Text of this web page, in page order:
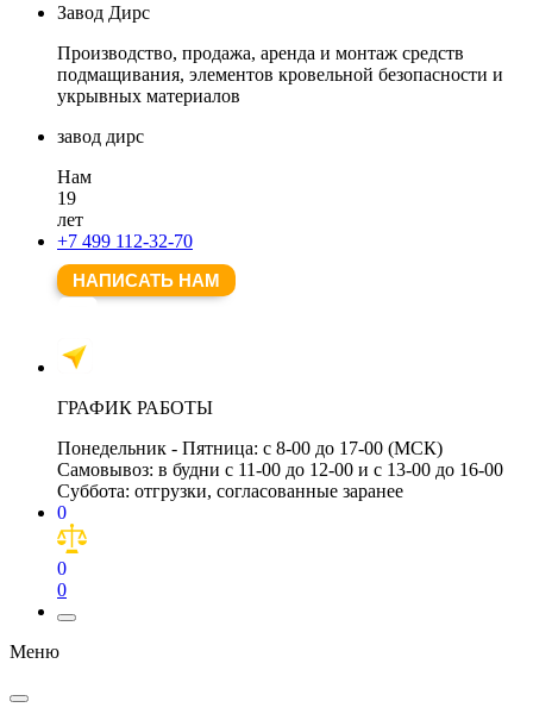
Завод Дирс
Производство, продажа, аренда и монтаж средств
подмащивания, элементов кровельной безопасности и
укрывных материалов
завод дирс
Нам
19
лет
+7 499 112-32-70
НАПИСАТЬ НАМ
ГРАФИК РАБОТЫ
Понедельник - Пятница: с 8-00 до 17-00 (МСК)
Самовывоз: в будни с 11-00 до 12-00 и с 13-00 до 16-00
Суббота: отгрузки, согласованные заранее
0
0
0
Меню